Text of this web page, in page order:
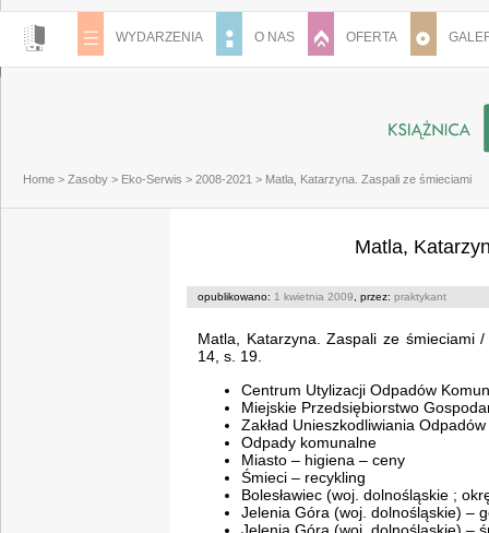
WYDARZENIA O NAS OFERTA
Home > Zasoby > Eko-Serwis > 2008-2021 > Matla, Katarzyna. Zaspali ze śmieciami
Matla,
opublikowano: 1 kwietnia 2009 , przez: praktykant
Matla, Katarzyna. Zaspali ze śmieciami
14, s. 19.
Centrum Utylizacji Odpadów
Miejskie Przedsiębiorstwo
Zakład Unieszkodliwiania
Odpady komunalne
Miasto – higiena – ceny
Śmieci – recykling
Bolesławiec (woj. dolnośląskie ;
Jelenia Góra (woj. dolnośląskie) –